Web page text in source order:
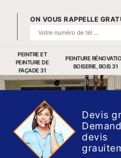
ON VOUS RAPPELLE
PEINTRE ET
PEINTURE DE
FAÇADE 31
PEINTURE
BOISERIE, BOIS 31
Devis
devis